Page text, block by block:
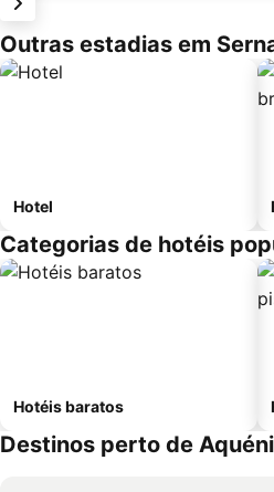
Outras estadias em
Hotel
Categorias de hotéis
Hotéis baratos
Destinos perto de